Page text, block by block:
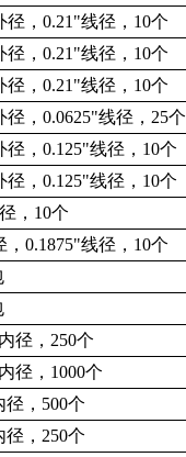
径， 0.21"线径， 10个
径， 0.21"线径， 10个
径， 0.21"线径， 10个
径， 0.0625"线径， 25个
径， 0.125"线径， 10个
径， 0.125"线径， 10个
， 10个
0.1875"线径， 10个
内径， 250个
内径， 1000个
径， 500个
径， 250个